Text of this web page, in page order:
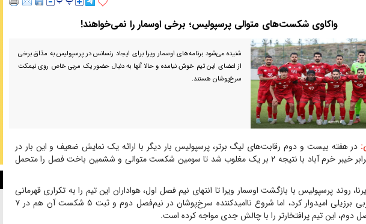
واکاوی شکست‌های متوالی پرسپولیس؛ برخی اوسمار را نمی‌خواهند!
شنیده می‌شود برنامه‌های اوسمار ویرا برای ایجاد رنسانس در پرسپولیس به مذاق برخی
از اعضای این تیم خوش نیامده و حالا آنها به دنبال حضور یک مربی خاص روی نیمکت
سرخ‌پوشان هستند.
در هفته بیست و دوم رقابت‌های لیگ برتر، پرسپولیس بار دیگر با ارائه یک نمایش ضعیف و این بار در
خانه خود برابر خیبر خرم آباد با نتیجه ۲ بر یک مغلوب شد تا سومین شکست متوالی و ششمین باخت فصل را متحمل
روند پرسپولیس با بازگشت اوسمار ویرا تا انتهای نیم فصل اول، هواداران این تیم را به تکراری قهرمانی
با این سرمربی برزیلی امیدوار کرد، اما شروع ناامیدکننده سرخ‌پوشان در نیم‌فصل دوم و ثبت ۵ شکست آن هم در ۷
دوم، این تیم پرافتخارتر را با چالش جدی مواجه کرده است.